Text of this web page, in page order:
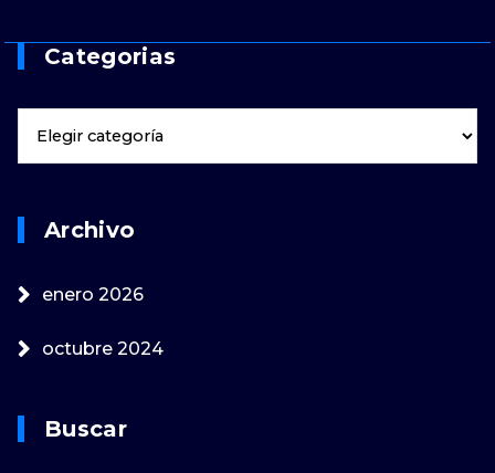
Categorias
Archivo
enero 2026
octubre 2024
Buscar